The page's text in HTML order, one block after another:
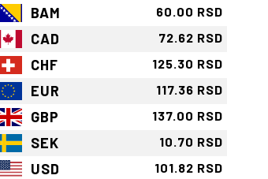
BAM 60.00 RSD
CAD 72.62 RSD
CHF 125.30 RSD
EUR 117.36 RSD
GBP 137.00 RSD
SEK 10.70 RSD
USD 101.82 RSD